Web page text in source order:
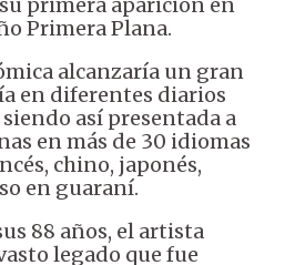
Primera Plana.
alcanzaría un gran
en diferentes diarios
así presentada a
en más de 30 idiomas
chino, japonés,
en guaraní.
88 años, el artista
legado que fue